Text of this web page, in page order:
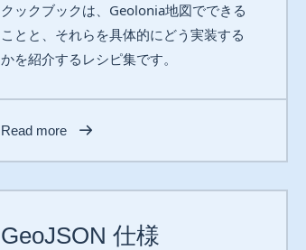
クックブックは、Geolonia地図でできる
ことと、それらを具体的にどう実装する
かを紹介するレシピ集です。
Read more
GeoJSON 仕様